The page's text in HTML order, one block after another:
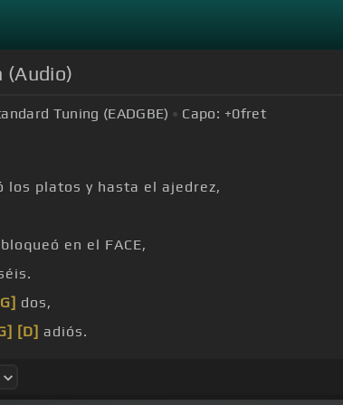
(Audio)
Tuning (EADGBE) Capo: +0fret
los platos y hasta el ajedrez,
en el FACE,
dos,
[D] adiós.